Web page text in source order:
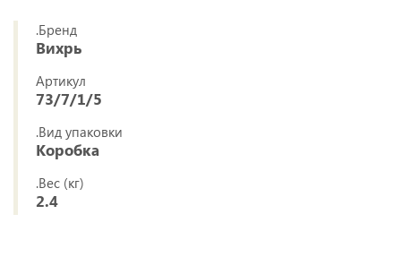
.Бренд
Вихрь
Артикул
73/7/1/5
.Вид упаковки
Коробка
.Вес (кг)
2.4